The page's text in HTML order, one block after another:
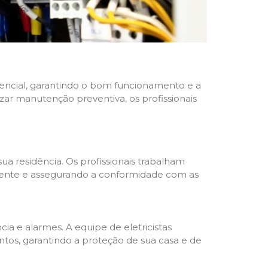
garantindo o bom funcionamento e a
manutenção preventiva, os profissionais
residência. Os profissionais trabalham
e assegurando a conformidade com as
e alarmes. A equipe de eletricistas
garantindo a proteção de sua casa e de